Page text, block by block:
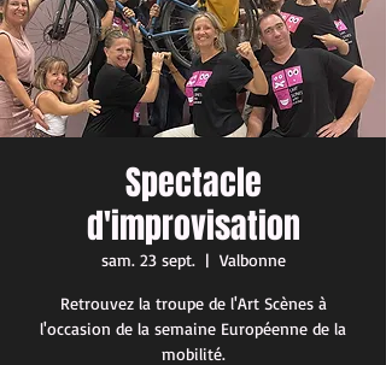
Spectacle
d'improvisation
sam. 23 sept.
  |
Valbonne
Retrouvez la troupe de l'Art Scènes à
l'occasion de la semaine Européenne de la
mobilité.